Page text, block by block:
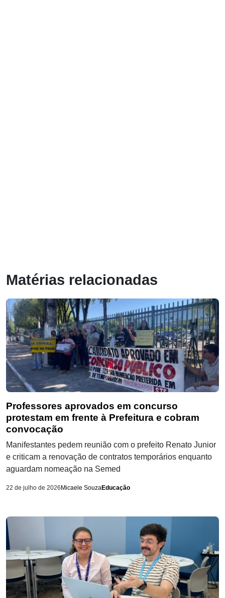
Matérias relacionadas
Professores aprovados em concurso
protestam em frente à Prefeitura e cobram
convocação
Manifestantes pedem reunião com o prefeito Renato Junior
e criticam a renovação de contratos temporários enquanto
aguardam nomeação na Semed
22 de julho de 2026 Micaele SouzaEducação